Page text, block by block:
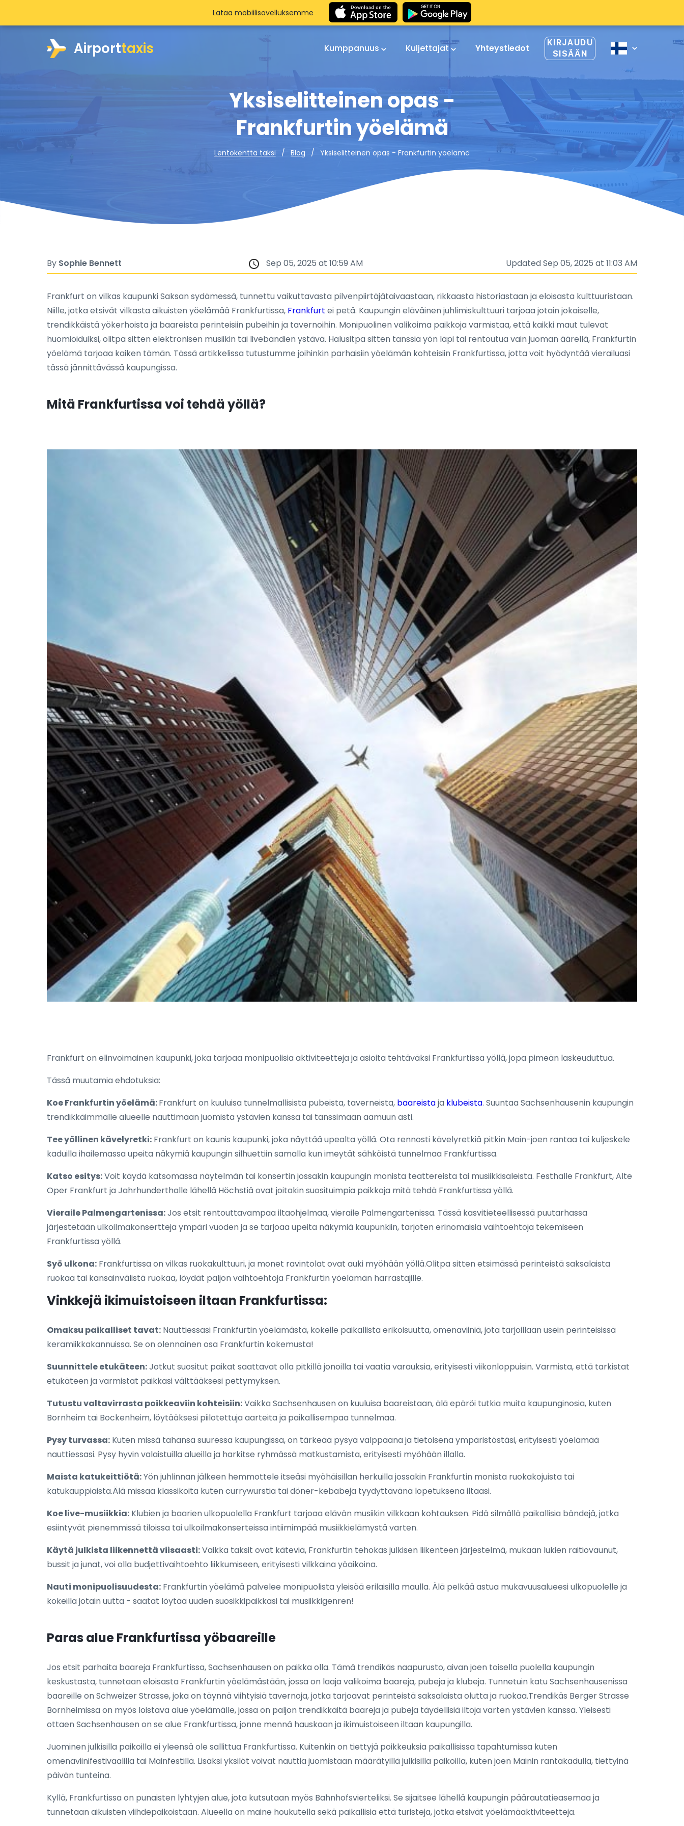
Airporttaxis Kumppanuus Kuljettajat Yhteystiedot
KIRJAUDU
SISÄÄN
Yksiselitteinen opas -
Frankfurtin yöelämä
Lentokenttä taksi Blog Yksiselitteinen opas - Frankfurtin yöelämä
Lataa mobiilisovelluksemme
By Sophie Bennett Sep 05, 2025 at 10:59 AM Updated Sep 05, 2025 at 11:03 AM
Frankfurt on vilkas kaupunki Saksan sydämessä, tunnettu vaikuttavasta pilvenpiirtäjätaivaastaan, rikkaasta historiastaan ja eloisasta kulttuuristaan.
Niille, jotka etsivät vilkasta aikuisten yöelämää Frankfurtissa, Frankfurt ei petä. Kaupungin eläväinen juhlimiskulttuuri tarjoaa jotain jokaiselle,
trendikkäistä yökerhoista ja baareista perinteisiin pubeihin ja tavernoihin. Monipuolinen valikoima paikkoja varmistaa, että kaikki maut tulevat
huomioiduiksi, olitpa sitten elektronisen musiikin tai livebändien ystävä. Halusitpa sitten tanssia yön läpi tai rentoutua vain juoman äärellä, Frankfurtin
yöelämä tarjoaa kaiken tämän. Tässä artikkelissa tutustumme joihinkin parhaisiin yöelämän kohteisiin Frankfurtissa, jotta voit hyödyntää vierailuasi
tässä jännittävässä kaupungissa.
Mitä Frankfurtissa voi tehdä yöllä?
Frankfurt on elinvoimainen kaupunki, joka tarjoaa monipuolisia aktiviteetteja ja asioita tehtäväksi Frankfurtissa yöllä, jopa pimeän laskeuduttua.
Tässä muutamia ehdotuksia:
Koe Frankfurtin yöelämä:Frankfurt on kuuluisa tunnelmallisista pubeista, taverneista, baareistaja klubeista. Suuntaa Sachsenhausenin kaupungin
trendikkäimmälle alueelle nauttimaan juomista ystävien kanssa tai tanssimaan aamuun asti.
Tee yöllinen kävelyretki: Frankfurt on kaunis kaupunki, joka näyttää upealta yöllä. Ota rennosti kävelyretkiä pitkin Main-joen rantaa tai kuljeskele
kaduilla ihailemassa upeita näkymiä kaupungin silhuettiin samalla kun imeytät sähköistä tunnelmaa Frankfurtissa.
Katso esitys:Voit käydä katsomassa näytelmän tai konsertin jossakin kaupungin monista teattereista tai musiikkisaleista. Festhalle Frankfurt, Alte
Oper Frankfurt ja Jahrhunderthalle lähellä Höchstiä ovat joitakin suosituimpia paikkoja mitä tehdä Frankfurtissa yöllä.
Vieraile Palmengartenissa:Jos etsit rentouttavampaa iltaohjelmaa, vieraile Palmengartenissa. Tässä kasvitieteellisessä puutarhassa
järjestetään ulkoilmakonsertteja ympäri vuoden ja se tarjoaa upeita näkymiä kaupunkiin, tarjoten erinomaisia vaihtoehtoja tekemiseen
Frankfurtissa yöllä.
Syö ulkona: Frankfurtissa on vilkas ruokakulttuuri, ja monet ravintolat ovat auki myöhään yöllä.Olitpa sitten etsimässä perinteistä saksalaista
ruokaa tai kansainvälistä ruokaa, löydät paljon vaihtoehtoja Frankfurtin yöelämän harrastajille.
Vinkkejä ikimuistoiseen iltaan Frankfurtissa:
Omaksu paikalliset tavat: Nauttiessasi Frankfurtin yöelämästä, kokeile paikallista erikoisuutta, omenaviiniä, jota tarjoillaan usein perinteisissä
keramiikkakannuissa. Se on olennainen osa Frankfurtin kokemusta!
Suunnittele etukäteen:Jotkut suositut paikat saattavat olla pitkillä jonoilla tai vaatia varauksia, erityisesti viikonloppuisin. Varmista, että tarkistat
etukäteen ja varmistat paikkasi välttääksesi pettymyksen.
Tutustu valtavirrasta poikkeaviin kohteisiin:Vaikka Sachsenhausen on kuuluisa baareistaan, älä epäröi tutkia muita kaupunginosia, kuten
Bornheim tai Bockenheim, löytääksesi piilotettuja aarteita ja paikallisempaa tunnelmaa.
Pysy turvassa: Kuten missä tahansa suuressa kaupungissa, on tärkeää pysyä valppaana ja tietoisena ympäristöstäsi, erityisesti yöelämää
nauttiessasi. Pysy hyvin valaistuilla alueilla ja harkitse ryhmässä matkustamista, erityisesti myöhään illalla.
Maista katukeittiötä:Yön juhlinnan jälkeen hemmottele itseäsi myöhäisillan herkuilla jossakin Frankfurtin monista ruokakojuista tai
katukauppiaista.Älä missaa klassikoita kuten currywurstia tai döner-kebabeja tyydyttävänä lopetuksena iltaasi.
Koe live-musiikkia: Klubien ja baarien ulkopuolella Frankfurt tarjoaa elävän musiikin vilkkaan kohtauksen. Pidä silmällä paikallisia bändejä, jotka
esiintyvät pienemmissä tiloissa tai ulkoilmakonserteissa intiimimpää musiikkielämystä varten.
Käytä julkista liikennettä viisaasti:Vaikka taksit ovat käteviä, Frankfurtin tehokas julkisen liikenteen järjestelmä, mukaan lukien raitiovaunut,
bussit ja junat, voi olla budjettivaihtoehto liikkumiseen, erityisesti vilkkaina yöaikoina.
Nauti monipuolisuudesta: Frankfurtin yöelämä palvelee monipuolista yleisöä erilaisilla maulla. Älä pelkää astua mukavuusalueesi ulkopuolelle ja
kokeilla jotain uutta - saatat löytää uuden suosikkipaikkasi tai musiikkigenren!
Paras alue Frankfurtissa yöbaareille
Jos etsit parhaita baareja Frankfurtissa, Sachsenhausen on paikka olla. Tämä trendikäs naapurusto, aivan joen toisella puolella kaupungin
keskustasta, tunnetaan eloisasta Frankfurtin yöelämästään, jossa on laaja valikoima baareja, pubeja ja klubeja. Tunnetuin katu Sachsenhausenissa
baareille on Schweizer Strasse, joka on täynnä viihtyisiä tavernoja, jotka tarjoavat perinteistä saksalaista olutta ja ruokaa.Trendikäs Berger Strasse
Bornheimissa on myös loistava alue yöelämälle, jossa on paljon trendikkäitä baareja ja pubeja täydellisiä iltoja varten ystävien kanssa. Yleisesti
ottaen Sachsenhausen on se alue Frankfurtissa, jonne mennä hauskaan ja ikimuistoiseen iltaan kaupungilla.
Juominen julkisilla paikoilla ei yleensä ole sallittua Frankfurtissa. Kuitenkin on tiettyjä poikkeuksia paikallisissa tapahtumissa kuten
omenaviinifestivaalilla tai Mainfestillä. Lisäksi yksilöt voivat nauttia juomistaan määrätyillä julkisilla paikoilla, kuten joen Mainin rantakadulla, tiettyinä
päivän tunteina.
Kyllä, Frankfurtissa on punaisten lyhtyjen alue, jota kutsutaan myös Bahnhofsvierteliksi. Se sijaitsee lähellä kaupungin päärautatieasemaa ja
tunnetaan aikuisten viihdepaikoistaan. Alueella on maine houkutella sekä paikallisia että turisteja, jotka etsivät yöelämäaktiviteetteja.